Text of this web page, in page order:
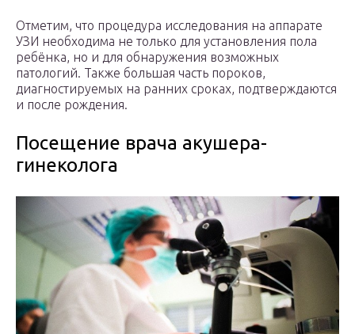
Отметим, что процедура исследования на аппарате
УЗИ необходима не только для установления пола
ребёнка, но и для обнаружения возможных
патологий. Также большая часть пороков,
диагностируемых на ранних сроках, подтверждаются
и после рождения.
Посещение врача акушера-
гинеколога